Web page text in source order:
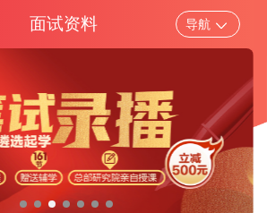
面试资料 导航
报考指导 考试通知
成绩查询 面试录用